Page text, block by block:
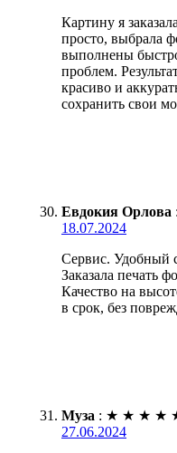
Картину я
просто, выбрала
выполнены
проблем.
красиво и
сохранить свои
Евдокия Орлова :
18.07.2024
Сервис. Удобный
Заказала печать
Качество на
в срок, без
Муза : ★ ★ ★ ★
27.06.2024